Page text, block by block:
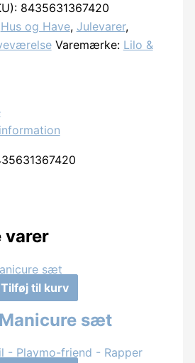
8435631367420
Hus og Have, Julevarer,
Varemærke: Lilo &
varer
Tilføj til kurv
sæt